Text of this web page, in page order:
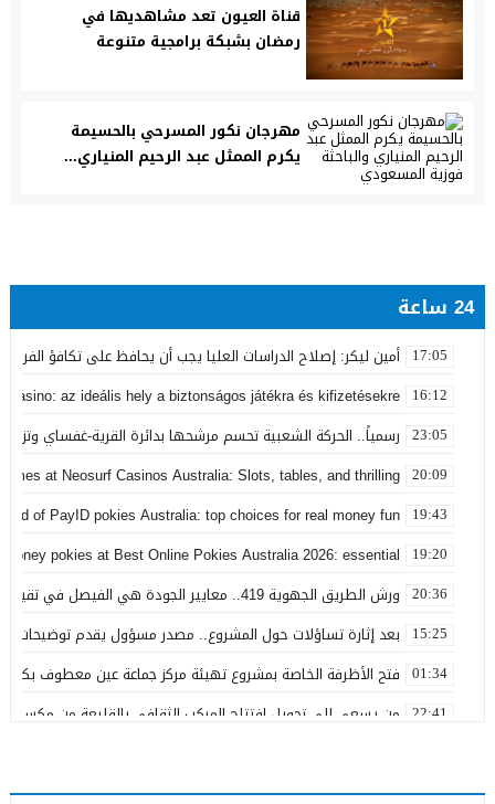
قناة العيون تعد مشاهديها في
رمضان بشبكة برامجية متنوعة
مهرجان نكور المسرحي بالحسيمة
يكرم الممثل عبد الرحيم المنياري...
24 ساعة
17:05 أمين ليكر: إصلاح الدراسات العليا يجب أن يحافظ على تكافؤ الفرص
16:12
Casino: az ideális hely a biztonságos játékra és kifizetésekre
23:05 رسمياً.. الحركة الشعبية تحسم مرشحها بدائرة القرية-غفساي
20:09
at Neosurf Casinos Australia: Slots, tables, and thrilling
19:43
of PayID pokies Australia: top choices for real money fun
19:20
pokies at Best Online Pokies Australia 2026: essential
20:36 ورش الطريق الجهوية 419.. معايير الجودة هي الفيصل في تقييم مشاريع البنية التحتية
15:25 بعد إثارة تساؤلات حول المشروع.. مصدر مسؤول يقدم توضيحات
01:34 فتح الأظرفة الخاصة بمشروع تهيئة مركز جماعة عين معطوف بكلفة تناهز 22.86
22:41 من يسعى إلى تحويل افتتاح المركب الثقافي بالقليعة من مكسب
23:45 بعد سنوات من الفرار.. توقيف “التاوناتي” في ملف “إسكوبار